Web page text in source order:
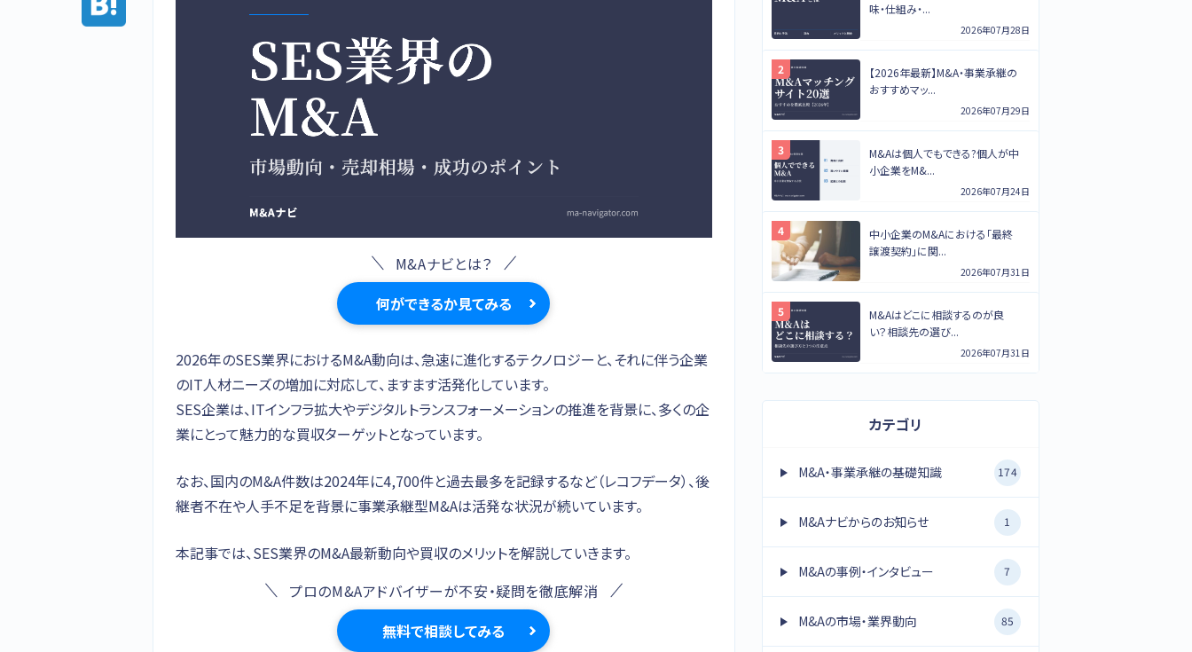
M&Aナビとは？
何ができるか見てみる
2026年のSES業界におけるM&A動向は、急速に進化するテクノロジーと、それに伴う企業
のIT人材ニーズの増加に対応して、ますます活発化しています。
SES企業は、ITインフラ拡大やデジタルトランスフォーメーションの推進を背景に、多くの企
業にとって魅力的な買収ターゲットとなっています。
なお、国内のM&A件数は2024年に4,700件と過去最多を記録するなど（レコフデータ）、後
継者不在や人手不足を背景に事業承継型M&Aは活発な状況が続いています。
本記事では、SES業界のM&A最新動向や買収のメリットを解説していきます。
プロのM&Aアドバイザーが不安・疑問を徹底解消
無料で相談してみる
味・仕組み・...
2026年07月28日
【2026年最新】M&A・事業承継の
おすすめマッ...
2026年07月29日
M&Aは個人でもできる?個人が中
小企業をM&...
2026年07月24日
中小企業のM&Aにおける「最終
譲渡契約」に関...
2026年07月31日
M&Aはどこに相談するのが良
い？相談先の選び...
2026年07月31日
カテゴリ
M&A・事業承継の基礎知識 174
M&Aナビからのお知らせ 1
M&Aの事例・インタビュー 7
M&Aの市場・業界動向 85